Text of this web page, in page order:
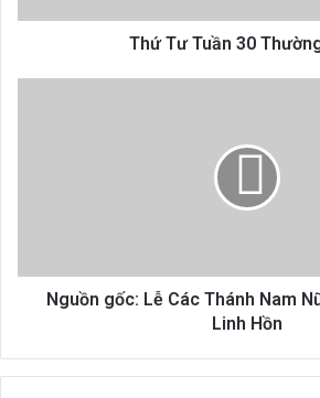
Thứ Tư Tuần 30
Lễ
Nguồn gốc: Lễ Các Thánh Nam
Linh Hồn